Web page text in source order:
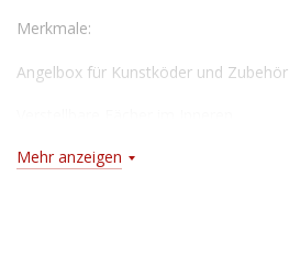
Merkmale:
Angelbox für Kunstköder und Zubehör
Mit zwei Verschlussclips
Mehr anzeigen